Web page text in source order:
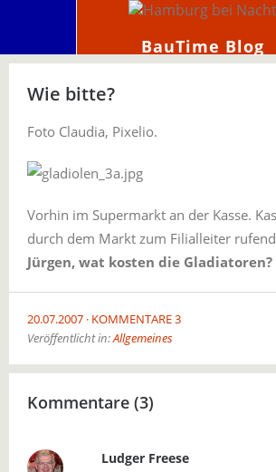
BauTime Blog
Wie bitte?
Foto Claudia, Pixelio.
Vorhin im Supermarkt an der Kasse.
durch dem Markt zum Filialleiter
Jürgen, wat kosten die Gladiatoren?
20.07.2007 KOMMENTARE 3
Veröffentlicht in:Allgemeines
Kommentare (3)
Ludger Freese